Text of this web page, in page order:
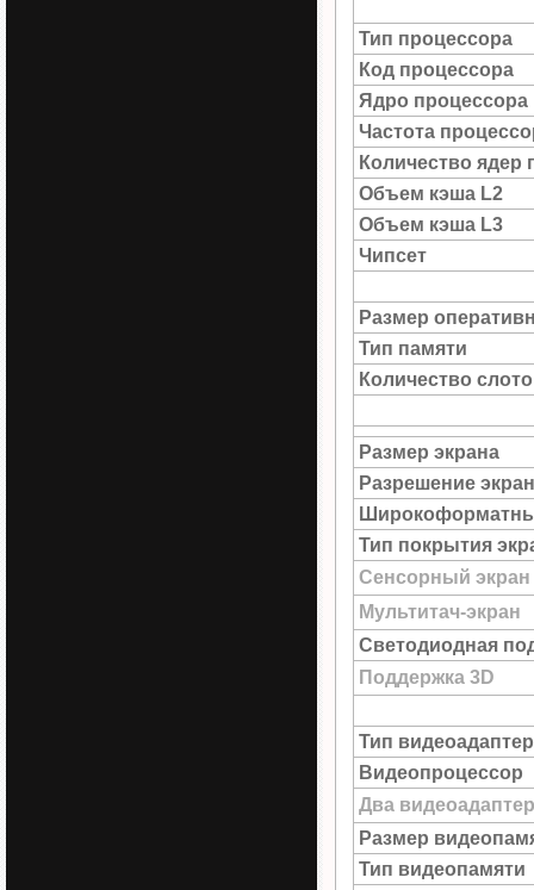
Тип процессора
Код процессора
Ядро процессора
Частота
Количество ядер
Объем кэша L2
Объем кэша L3
Чипсет
Размер
Тип памяти
Количество
Размер экрана
Разрешение
Тип покрытия
Сенсорный экран
Мультитач-экран
Светодиодная
Поддержка 3D
Тип
Видеопроцессор
Два
Размер
Тип видеопамяти